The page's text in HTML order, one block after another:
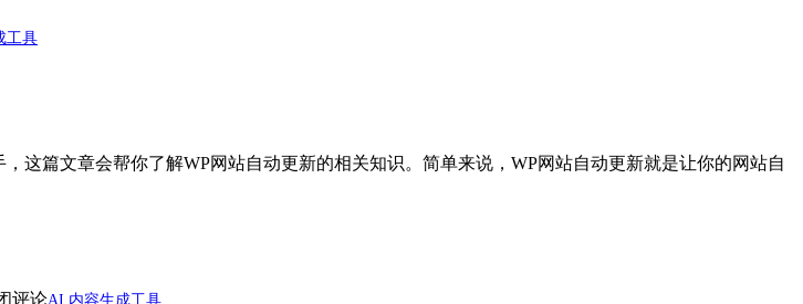
工具
这篇文章会帮你了解WP网站自动更新的相关知识。简单来说，WP网站自动更新就是让你的网站自
评论AI 内容生成工具